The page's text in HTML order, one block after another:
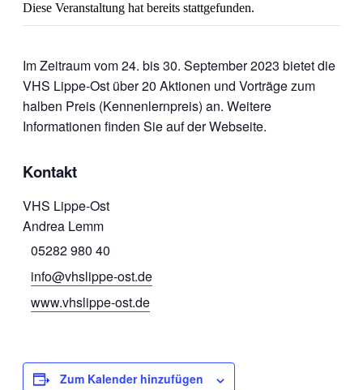
Diese Veranstaltung hat bereits stattgefunden.
Im Zeitraum vom 24. bis 30. September 2023 bietet die
VHS Lippe-Ost über 20 Aktionen und Vorträge zum
halben Preis (Kennenlernpreis) an. Weitere
Informationen finden Sie auf der Webseite.
Kontakt
VHS Lippe-Ost
Andrea Lemm
05282 980 40
info@vhslippe-ost.de
www.vhslippe-ost.de
Zum Kalender hinzufügen